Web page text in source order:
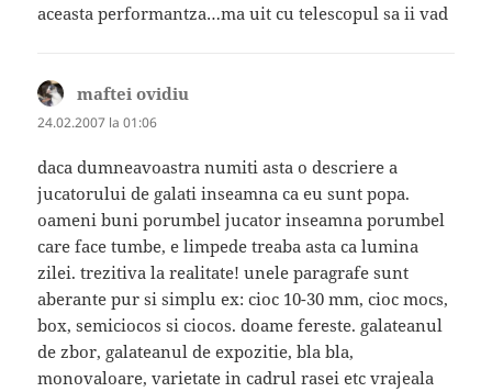
aceasta performantza…ma uit cu telescopul sa ii vad
maftei ovidiu
24.02.2007 la 01:06
daca dumneavoastra numiti asta o descriere a
jucatorului de galati inseamna ca eu sunt popa.
oameni buni porumbel jucator inseamna porumbel
care face tumbe, e limpede treaba asta ca lumina
zilei. trezitiva la realitate! unele paragrafe sunt
aberante pur si simplu ex: cioc 10-30 mm, cioc mocs,
box, semiciocos si ciocos. doame fereste. galateanul
de zbor, galateanul de expozitie, bla bla,
monovaloare, varietate in cadrul rasei etc vrajeala